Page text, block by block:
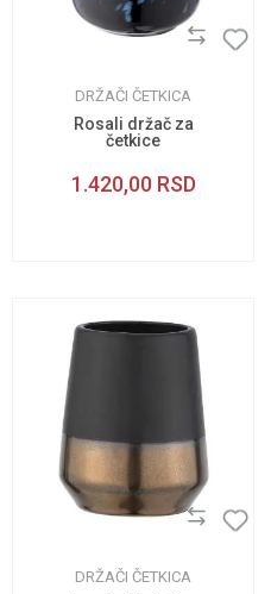
DRŽAČI ČETKICA
Rosali držač za
četkice
1.420,00 RSD
DRŽAČI ČETKICA